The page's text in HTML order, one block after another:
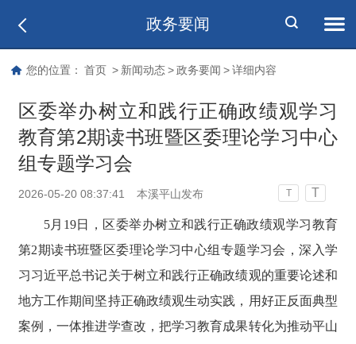
政务要闻
您的位置： 首页 > 新闻动态 > 政务要闻 > 详细内容
区委举办树立和践行正确政绩观学习
教育第2期读书班暨区委理论学习中心
组专题学习会
2026-05-20 08:37:41 本溪平山发布 T T
5月19日，区委举办树立和践行正确政绩观学习教育
第2期读书班暨区委理论学习中心组专题学习会，深入学
习习近平总书记关于树立和践行正确政绩观的重要论述和
地方工作期间坚持正确政绩观生动实践，用好正反面典型
案例，一体推进学查改，把学习教育成果转化为推动平山